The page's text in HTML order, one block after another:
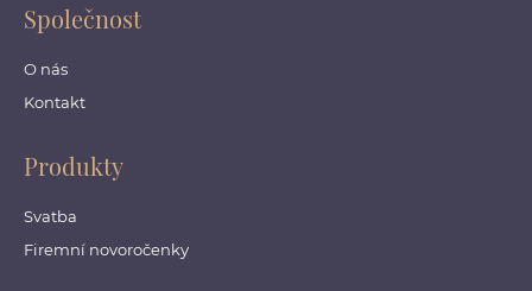
Společnost
O nás
Kontakt
Produkty
Svatba
Firemní novoročenky